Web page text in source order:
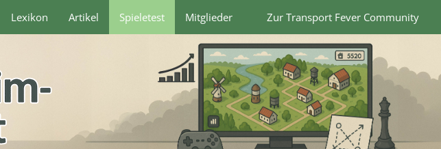
Lexikon Artikel Spieletest Mitglieder Zur Transport Fever Community